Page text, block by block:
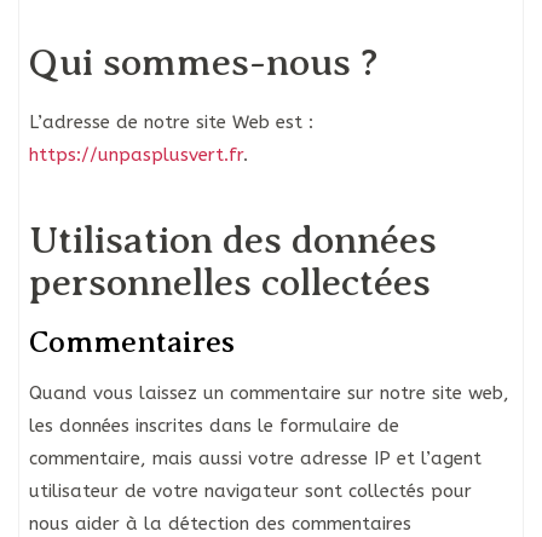
Qui sommes-nous ?
L’adresse de notre site Web est :
https://unpasplusvert.fr.
Utilisation des données
personnelles collectées
Commentaires
Quand vous laissez un commentaire sur notre site web,
les données inscrites dans le formulaire de
commentaire, mais aussi votre adresse IP et l’agent
utilisateur de votre navigateur sont collectés pour
nous aider à la détection des commentaires